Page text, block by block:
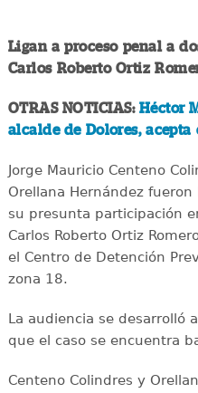
Ligan a proceso penal a
Carlos Roberto Ortiz
OTRAS NOTICIAS: Héctor
alcalde de Dolores, acepta
Jorge Mauricio Centeno
Orellana Hernández
su presunta participación
Carlos Roberto Ortiz
el Centro de Detención
zona 18.
La audiencia se desarrolló
que el caso se encuentra
Centeno Colindres y